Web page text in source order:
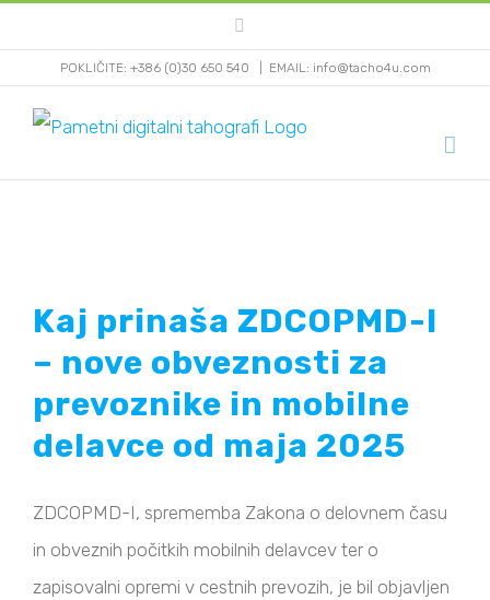
to
content
POKLIČITE: +386 (0)30 650 540 EMAIL: info@tacho4u.com
Kaj prinaša ZDCOPMD-I
– nove obveznosti za
prevoznike in mobilne
delavce od maja 2025
ZDCOPMD-I, sprememba Zakona o delovnem času
in obveznih počitkih mobilnih delavcev ter o
zapisovalni opremi v cestnih prevozih, je bil objavljen